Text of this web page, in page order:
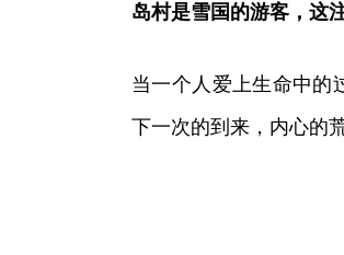
岛村是雪国的游客，这
当一个人爱上生命中的
下一次的到来，内心的